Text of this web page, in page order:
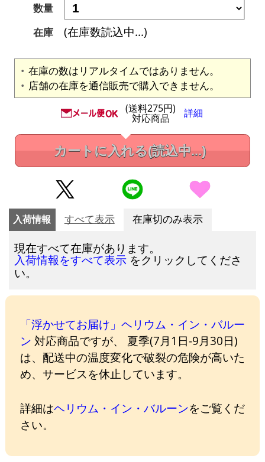
数量
在庫
(在庫数読込中...)
在庫の数はリアルタイムではありません。
店舗の在庫を通信販売で購入できません。
(送料275円)
対応商品 詳細
カートに入れる(読込中...)
入荷情報 すべて表示 在庫切のみ表示
現在すべて在庫があります。
入荷情報をすべて表示 をクリックしてくださ
い。
「浮かせてお届け」ヘリウム・イン・バルー
ン 対応商品ですが、 夏季(7月1日-9月30日)
は、配送中の温度変化で破裂の危険が高いた
め、サービスを休止しています。
詳細はヘリウム・イン・バルーンをご覧くだ
さい。